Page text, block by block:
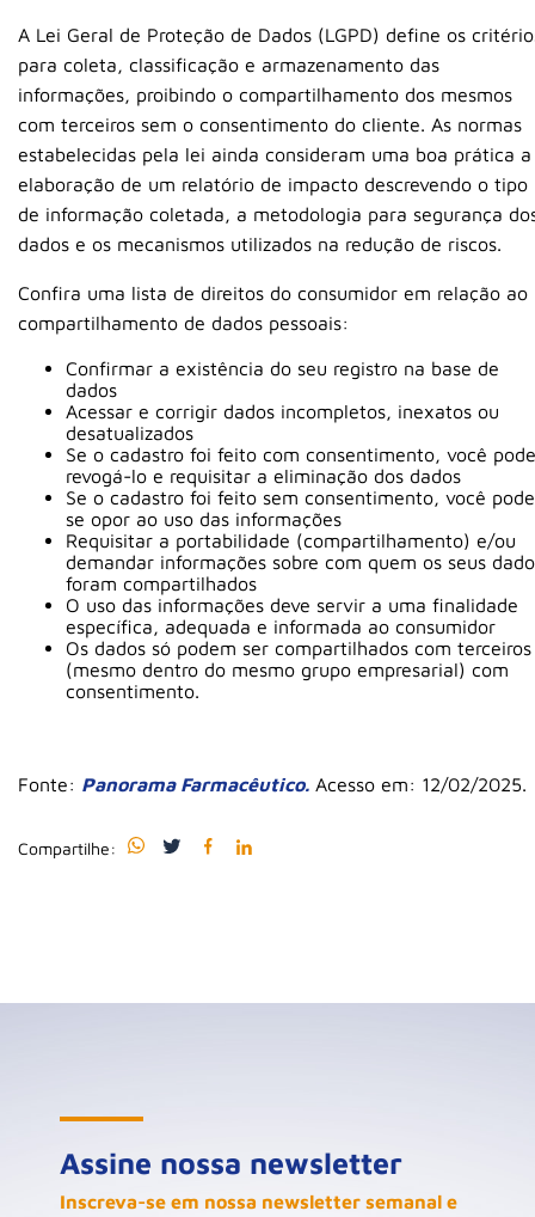
A Lei Geral de Proteção de Dados (LGPD) define os
para coleta, classificação e armazenamento das
informações, proibindo o compartilhamento dos mesmos
com terceiros sem o consentimento do cliente. As normas
estabelecidas pela lei ainda consideram uma boa prática a
elaboração de um relatório de impacto descrevendo o tipo
de informação coletada, a metodologia para segurança
dados e os mecanismos utilizados na redução de riscos.
Confira uma lista de direitos do consumidor em relação ao
compartilhamento de dados pessoais:
Confirmar a existência do seu registro na base de
dados
Acessar e corrigir dados incompletos, inexatos ou
desatualizados
Se o cadastro foi feito com consentimento, você pode
revogá-lo e requisitar a eliminação dos dados
Se o cadastro foi feito sem consentimento, você pode
se opor ao uso das informações
Requisitar a portabilidade (compartilhamento) e/ou
demandar informações sobre com quem os seus
foram compartilhados
O uso das informações deve servir a uma finalidade
específica, adequada e informada ao consumidor
Os dados só podem ser compartilhados com terceiros
(mesmo dentro do mesmo grupo empresarial) com
consentimento.
Fonte: Panorama Farmacêutico. Acesso em: 12/02/2025.
Compartilhe:
Assine nossa newsletter
Inscreva-se em nossa newsletter semanal e